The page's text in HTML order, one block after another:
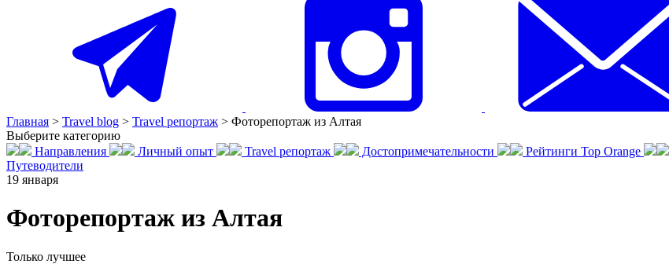
Главная > Travel blog > Travel репортаж > Фоторепортаж из Алтая
Выберите категорию
Направления
Личный опыт Travel репортаж Достопримечательности Рейтинги Top Orange
Путеводители
19 января
Фоторепортаж из Алтая
Только лучшее